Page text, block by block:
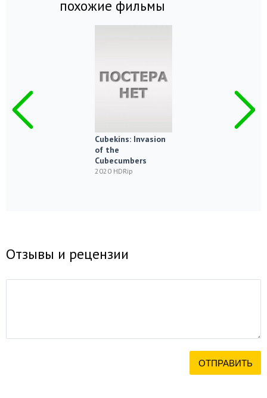
похожие фильмы
Cubekins: Invasion
of the
Cubecumbers
2020 HDRip
Отзывы и рецензии